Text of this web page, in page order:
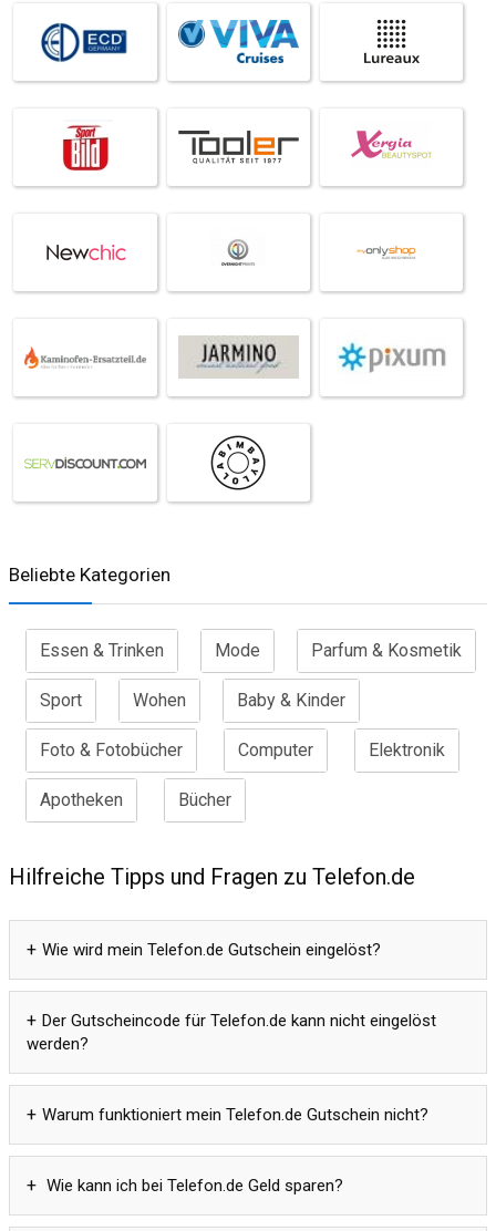
Beliebte Kategorien
Essen & Trinken Mode Parfum & Kosmetik
Sport Wohen Baby & Kinder
Foto & Fotobücher Computer Elektronik
Apotheken Bücher
Hilfreiche Tipps und Fragen zu Telefon.de
Wie wird mein Telefon.de Gutschein eingelöst?
Der Gutscheincode für Telefon.de kann nicht eingelöst
werden?
Warum funktioniert mein Telefon.de Gutschein nicht?
Wie kann ich bei Telefon.de Geld sparen?